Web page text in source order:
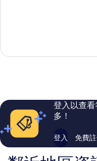
常
評
論
登入以查
多！
登入 免費